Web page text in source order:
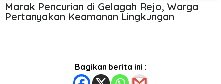
Marak Pencurian di Gelagah Rejo, Warga
Pertanyakan Keamanan Lingkungan
Bagikan berita ini :